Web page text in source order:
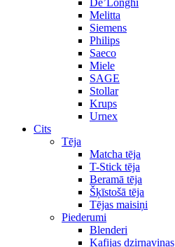
De’Longhi
Melitta
Siemens
Philips
Saeco
Miele
SAGE
Stollar
Krups
Urnex
Cits
Tēja
Matcha tēja
T-Stick tēja
Beramā tēja
Šķīstošā tēja
Tējas maisiņi
Piederumi
Blenderi
Kafijas dzirnaviņas